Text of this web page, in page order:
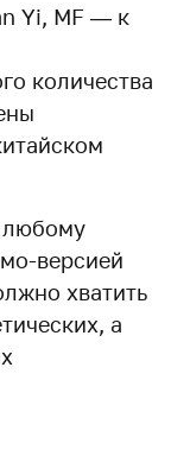
Yi, MF — к
количества
любому
версией
хватить
а